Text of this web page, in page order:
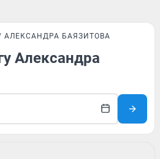
АЛЕКСАНДРА БАЯЗИТОВА
Александра